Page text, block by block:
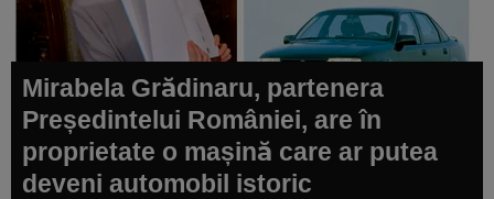
Mirabela Grădinaru, partenera
Președintelui României, are în
proprietate o mașină care ar putea
deveni automobil istoric